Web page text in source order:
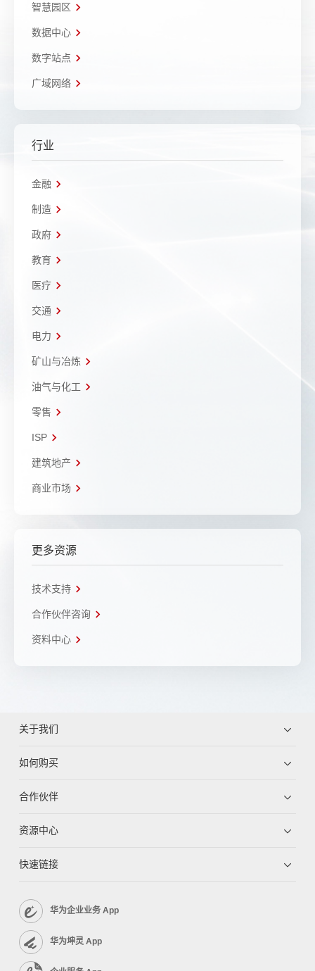
智慧园区
数据中心
数字站点
广域网络
行业
金融
制造
政府
教育
医疗
交通
电力
矿山与冶炼
油气与化工
零售
ISP
建筑地产
商业市场
更多资源
技术支持
合作伙伴咨询
资料中心
关于我们
如何购买
合作伙伴
资源中心
快速链接
华为企业业务 App
华为坤灵 App